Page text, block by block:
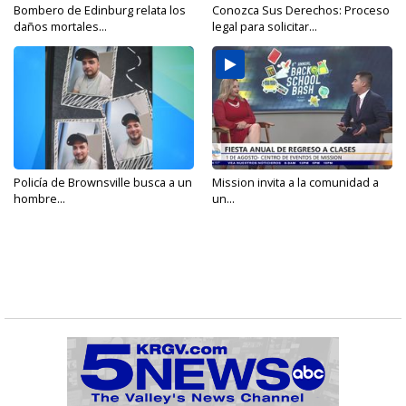
Bombero de Edinburg relata los
daños mortales...
Conozca Sus Derechos: Proceso
legal para solicitar...
Policía de Brownsville busca a un
hombre...
Mission invita a la comunidad a
un...